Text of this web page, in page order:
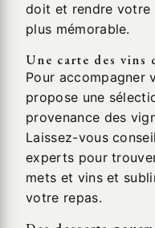
doit et rendre votre
plus mémorable.
Une carte des vins
Pour accompagner
propose une
provenance des
Laissez-vous
experts pour
mets et vins et
votre repas.